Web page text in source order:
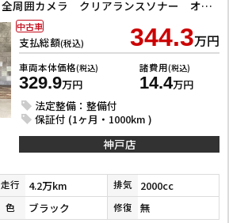
Z モデリスタエアロ 全周囲カメラ クリアランスソナー オートクルーズコントロール レーンアシスト パワーシート 衝突被害軽減システム ナビ TV オートマチックハイビーム オートライト LEDヘッドラン
支払総額(税込) 344.3万円
車両本体価格(税込)
329.9万円
諸費用(税込)
14.4万円
法定整備：整備付
保証付 (1ヶ月・1000km )
中古車
神戸店
走行 4.2万km 排気 2000cc
色 ブラック 修復 無